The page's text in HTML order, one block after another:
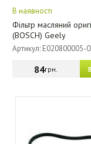
В наявності
Фільтр масляний
(BOSCH) Geely
Артикул: E020800005-
84грн.